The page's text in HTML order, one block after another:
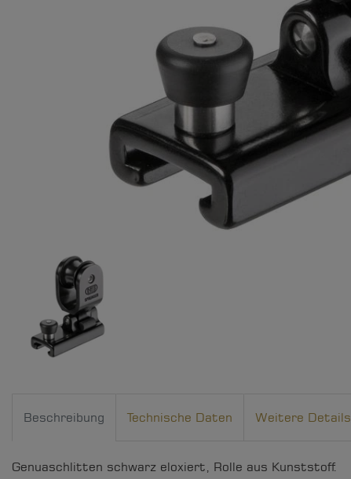
Beschreibung Technische Daten Weitere Details
Genuaschlitten schwarz eloxiert, Rolle aus Kunststoff.